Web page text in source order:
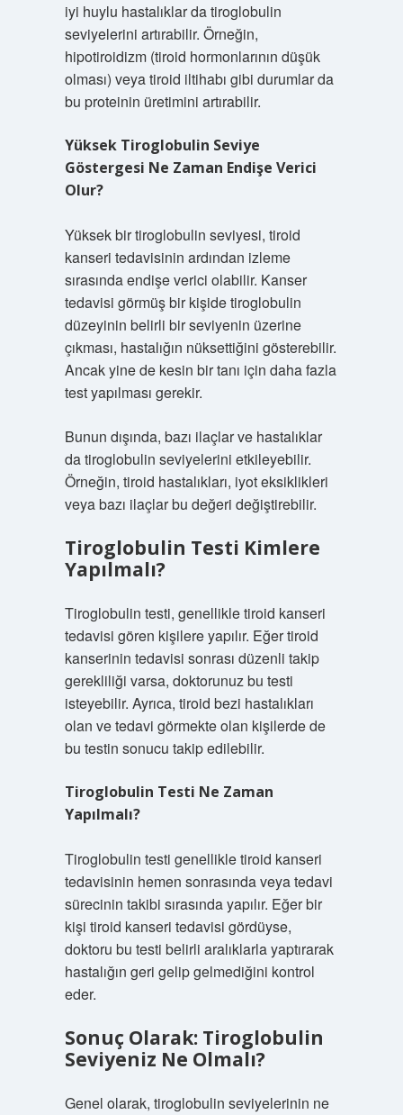
iyi huylu hastalıklar da tiroglobulin
seviyelerini artırabilir. Örneğin,
hipotiroidizm (tiroid hormonlarının düşük
olması) veya tiroid iltihabı gibi durumlar da
bu proteinin üretimini artırabilir.
Yüksek Tiroglobulin Seviye
Göstergesi Ne Zaman Endişe Verici
Olur?
Yüksek bir tiroglobulin seviyesi, tiroid
kanseri tedavisinin ardından izleme
sırasında endişe verici olabilir. Kanser
tedavisi görmüş bir kişide tiroglobulin
düzeyinin belirli bir seviyenin üzerine
çıkması, hastalığın nüksettiğini gösterebilir.
Ancak yine de kesin bir tanı için daha fazla
test yapılması gerekir.
Bunun dışında, bazı ilaçlar ve hastalıklar
da tiroglobulin seviyelerini etkileyebilir.
Örneğin, tiroid hastalıkları, iyot eksiklikleri
veya bazı ilaçlar bu değeri değiştirebilir.
Tiroglobulin Testi Kimlere
Yapılmalı?
Tiroglobulin testi, genellikle tiroid kanseri
tedavisi gören kişilere yapılır. Eğer tiroid
kanserinin tedavisi sonrası düzenli takip
gerekliliği varsa, doktorunuz bu testi
isteyebilir. Ayrıca, tiroid bezi hastalıkları
olan ve tedavi görmekte olan kişilerde de
bu testin sonucu takip edilebilir.
Tiroglobulin Testi Ne Zaman
Yapılmalı?
Tiroglobulin testi genellikle tiroid kanseri
tedavisinin hemen sonrasında veya tedavi
sürecinin takibi sırasında yapılır. Eğer bir
kişi tiroid kanseri tedavisi gördüyse,
doktoru bu testi belirli aralıklarla yaptırarak
hastalığın geri gelip gelmediğini kontrol
eder.
Sonuç Olarak: Tiroglobulin
Seviyeniz Ne Olmalı?
Genel olarak, tiroglobulin seviyelerinin ne